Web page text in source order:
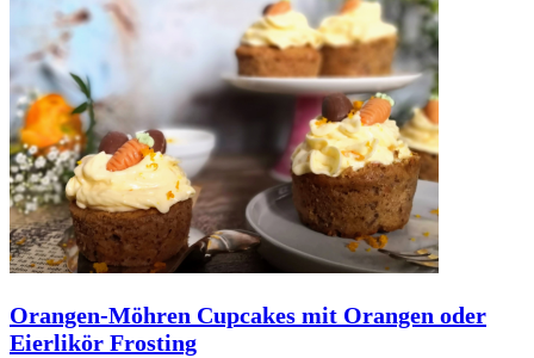
Orangen-Möhren Cupcakes mit Orangen oder
Eierlikör Frosting